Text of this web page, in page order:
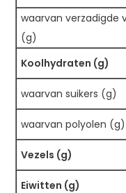
waarvan verzadigde
(g)
Koolhydraten (g)
waarvan suikers (g)
waarvan polyolen (g)
Vezels (g)
Eiwitten (g)